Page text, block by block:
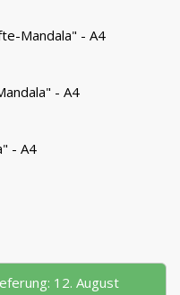
Mandala" - A4
- A4
- A4
12. August